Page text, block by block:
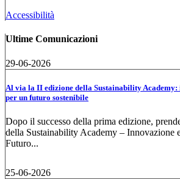
Accessibilità
Ultime Comunicazioni
29-06-2026
Al via la II edizione della Sustainability Academy:
per un futuro sostenibile
Dopo il successo della prima edizione,
della Sustainability Academy – Innovazione
Futuro...
25-06-2026